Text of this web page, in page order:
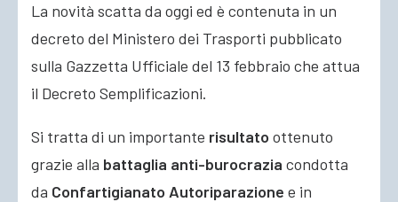
La novità scatta da oggi ed è contenuta in un
decreto del Ministero dei Trasporti pubblicato
sulla Gazzetta Ufficiale del 13 febbraio che attua
il Decreto Semplificazioni.
Si tratta di un importante risultato ottenuto
grazie alla battaglia anti-burocrazia condotta
da Confartigianato Autoriparazione e in